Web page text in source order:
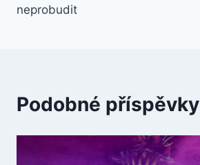
neprobudit
Podobné příspěvky